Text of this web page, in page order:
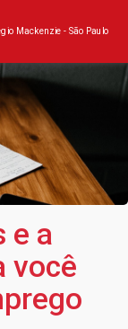
Mackenzie - São Paulo
e a
você